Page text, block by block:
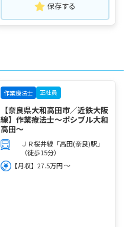
保存する
作業療法士 正社員
【奈良県大和高田市／近鉄大阪
線】作業療法士～ポシブル大和
高田～
ＪＲ桜井線「高田(奈良)駅」
（徒歩15分）
【月収】27.5万円 ～